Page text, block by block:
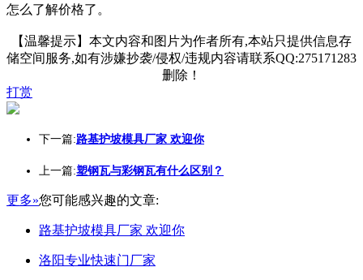
怎么了解价格了。
【温馨提示】本文内容和图片为作者所有,本站只提供信息存
储空间服务,如有涉嫌抄袭/侵权/违规内容请联系QQ:275171283
删除！
打赏
下一篇:路基护坡模具厂家 欢迎你
上一篇:塑钢瓦与彩钢瓦有什么区别？
更多»您可能感兴趣的文章:
路基护坡模具厂家 欢迎你
洛阳专业快速门厂家